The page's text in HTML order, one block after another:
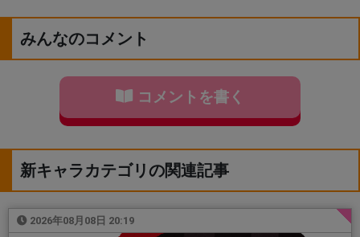
みんなのコメント
コメントを書く
新キャラカテゴリの関連記事
2026年08月08日 20:19